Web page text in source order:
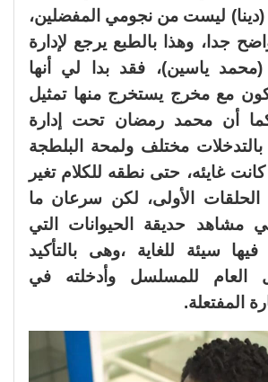
(دينا) ليست من نجومي المفضلين،
جدا، وهذا بالطبع يرجع لإدارة
(محمد ياسين)، فقد بدا لي أنها
مع مخرج يستخرج منها تمثيل
أن محمد رمضان تحت إدارة
مختلف ولمحة البلطجة
غايئه، حتى نطقه للكلام تغير
الحلقات الأولى، لكن سرعان ما
مشاهد حديقة الحيوانات التي
سيئة للغاية ،وهى بالتأكيد
للمسلسل وأدخلته في
المفتعلة.